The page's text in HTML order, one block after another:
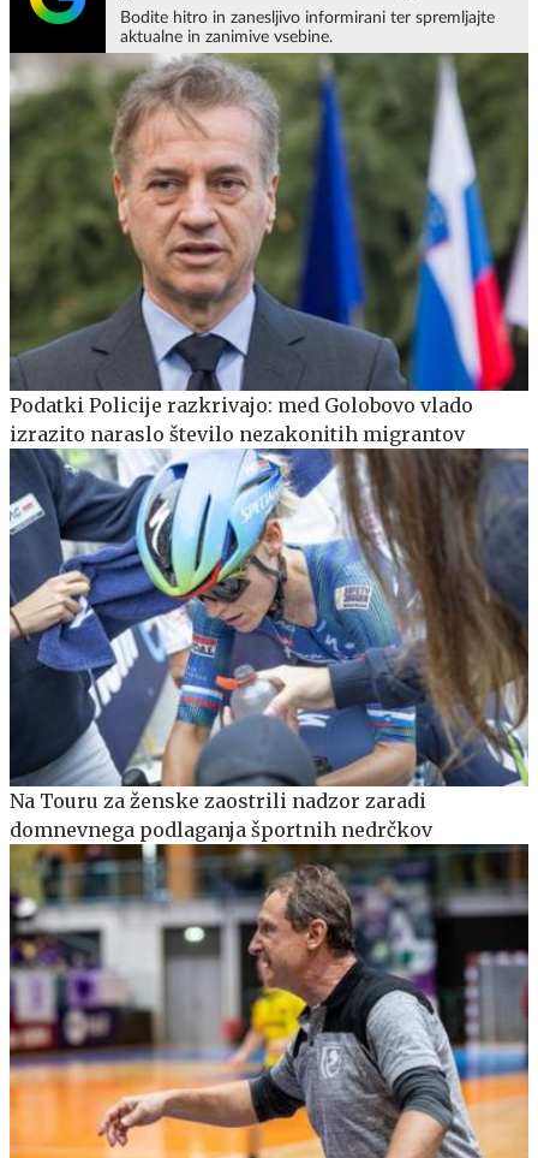
Bodite hitro in zanesljivo informirani ter spremljajte
aktualne in zanimive vsebine.
Podatki Policije razkrivajo: med Golobovo vlado
izrazito naraslo število nezakonitih migrantov
Na Touru za ženske zaostrili nadzor zaradi
domnevnega podlaganja športnih nedrčkov